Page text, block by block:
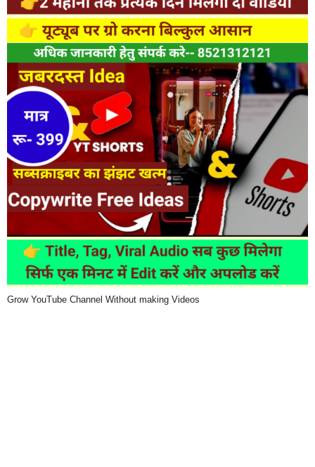
Grow YouTube Channel Without making Videos